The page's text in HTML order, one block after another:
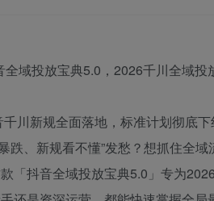
川新规全面落地，标准计划彻底
跌、新规看不懂”发愁？想抓住全
「抖音全域投放宝典5.0」专为